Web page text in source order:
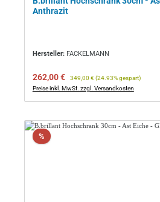
Anthrazit
Hersteller: FACKELMANN
Verkaufspreis:
262,00 € Regulärer Preis:
349,00 € (24.93% gespart)
Preise inkl. MwSt. zzgl. Versandkosten
%Rabatt